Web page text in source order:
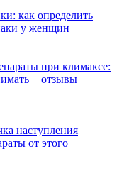
как определить
у женщин
при климаксе:
+ отзывы
наступления
от этого